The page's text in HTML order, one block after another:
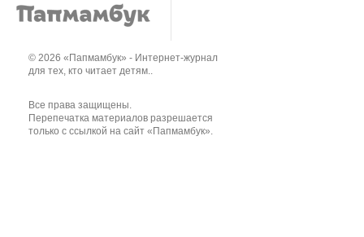
© 2026 «Папмамбук» - Интернет-журнал
для тех, кто читает детям..
Все права защищены.
Перепечатка материалов разрешается
только с ссылкой на сайт «Папмамбук».